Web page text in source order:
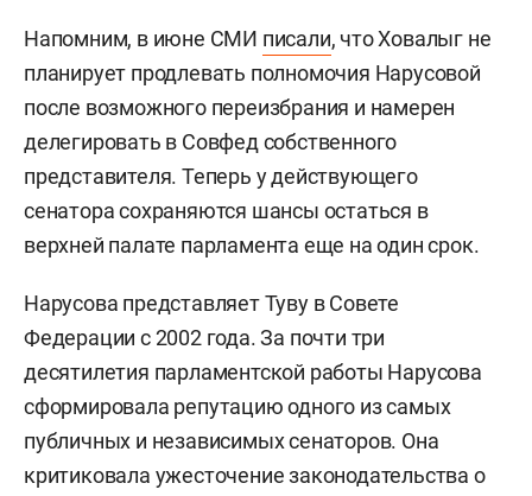
Напомним, в июне СМИ писали, что Ховалыг не
планирует продлевать полномочия Нарусовой
после возможного переизбрания и намерен
делегировать в Совфед собственного
представителя. Теперь у действующего
сенатора сохраняются шансы остаться в
верхней палате парламента еще на один срок.
Нарусова представляет Туву в Совете
Федерации с 2002 года. За почти три
десятилетия парламентской работы Нарусова
сформировала репутацию одного из самых
публичных и независимых сенаторов. Она
критиковала ужесточение законодательства о